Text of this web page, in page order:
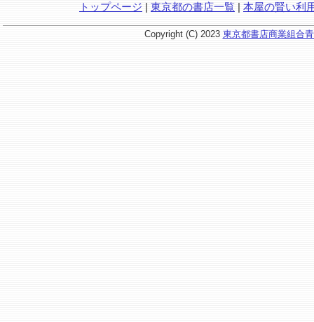
トップページ | 東京都の書店一覧 | 本屋の賢い利
Copyright (C) 2023 東京都書店商業組合